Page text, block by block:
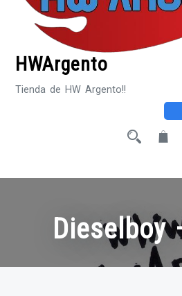
HWArgento
Tienda de HW Argento!!
Dieselboy